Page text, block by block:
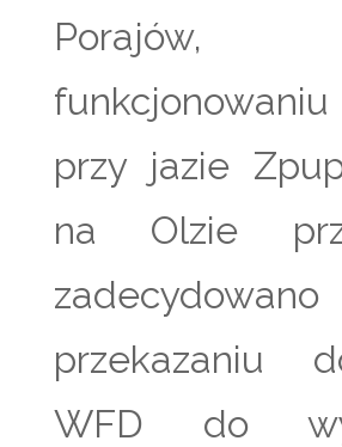
Porajów,
przy jazie
na Olzie
przekazaniu
WFD do